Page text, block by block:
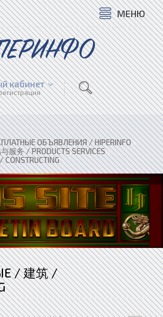
МЕНЮ
кабинет
ОБЪЯВЛЕНИЯ / HIPERINFO»
务 / PRODUCTS SERVICES»
/ 建筑 /